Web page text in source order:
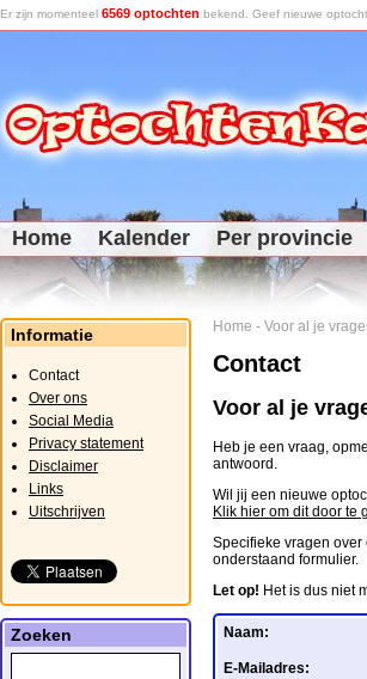
Er zijn momenteel 6569 optochten bekend. Geef nieuwe
Home Kalender Per provincie
Home - Voor al je
Contact
Voor al je
Heb je een vraag,
antwoord.
Wil jij een nieuwe
Klik hier om dit door te
Specifieke vragen
onderstaand formulier.
Let op! Het is dus niet
Naam:
E-Mailadres:
Informatie
Contact
Over ons
Social Media
Privacy statement
Disclaimer
Links
Uitschrijven
Zoeken